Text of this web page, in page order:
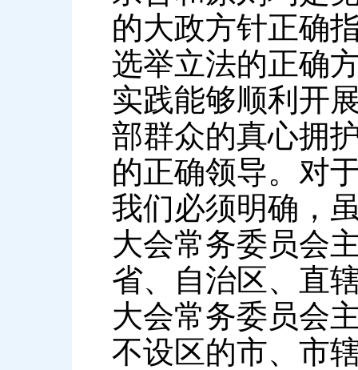
的大政方针正确
选举立法的正确
实践能够顺利开
部群众的真心拥
的正确领导。对
我们必须明确，
大会常务委员会
省、自治区、直
大会常务委员会
不设区的市、市